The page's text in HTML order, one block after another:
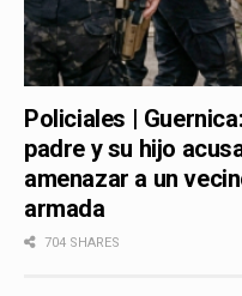
Policiales |
padre y su hijo
amenazar a un
armada
704 SHARES